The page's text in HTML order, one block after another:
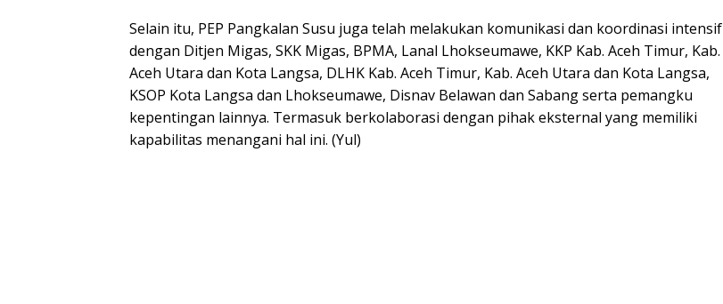
Selain itu, PEP Pangkalan Susu juga telah melakukan komunikasi dan koordinasi intensif
dengan Ditjen Migas, SKK Migas, BPMA, Lanal Lhokseumawe, KKP Kab. Aceh Timur, Kab.
Aceh Utara dan Kota Langsa, DLHK Kab. Aceh Timur, Kab. Aceh Utara dan Kota Langsa,
KSOP Kota Langsa dan Lhokseumawe, Disnav Belawan dan Sabang serta pemangku
kepentingan lainnya. Termasuk berkolaborasi dengan pihak eksternal yang memiliki
kapabilitas menangani hal ini. (Yul)